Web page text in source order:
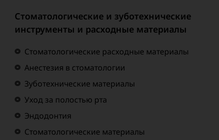
Стоматологические и зуботехнические
инструменты и расходные материалы
Стоматологические расходные материалы
Анестезия в стоматологии
Зуботехнические материалы
Уход за полостью рта
Эндодонтия
Стоматологические материалы